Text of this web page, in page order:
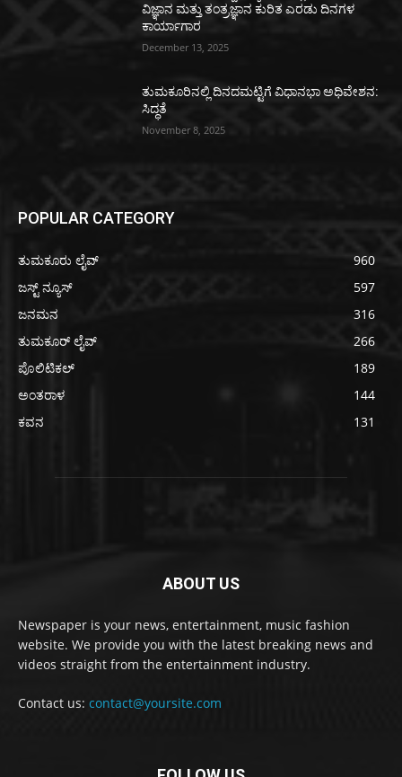
ವಿಜ್ಞಾನ ಮತ್ತು ತಂತ್ರಜ್ಞಾನ ಕುರಿತ ಎರಡು ದಿನಗಳ
ಕಾರ್ಯಾಗಾರ
December 13, 2025
ತುಮಕೂರಿನಲ್ಲಿ ದಿನದಮಟ್ಟಿಗೆ ವಿಧಾನಭಾ ಅಧಿವೇಶನ:
ಸಿದ್ಧತೆ
November 8, 2025
POPULAR CATEGORY
ತುಮಕೂರು ಲೈವ್
960
ಜಸ್ಟ್ ನ್ಯೂಸ್
597
ಜನಮನ
316
ತುಮಕೂರ್ ಲೈವ್
266
ಪೊಲಿಟಿಕಲ್
189
ಅಂತರಾಳ
144
ಕವನ
131
ABOUT US
Newspaper is your news, entertainment, music fashion
website. We provide you with the latest breaking news and
videos straight from the entertainment industry.
Contact us: contact@yoursite.com